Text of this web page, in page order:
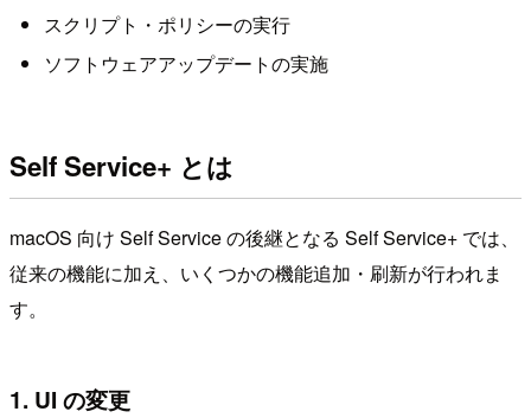
スクリプト・ポリシーの実行
ソフトウェアアップデートの実施
Self Service+ とは
macOS 向け Self Service の後継となる Self Service+ では、
従来の機能に加え、いくつかの機能追加・刷新が行われま
す。
1. UI の変更